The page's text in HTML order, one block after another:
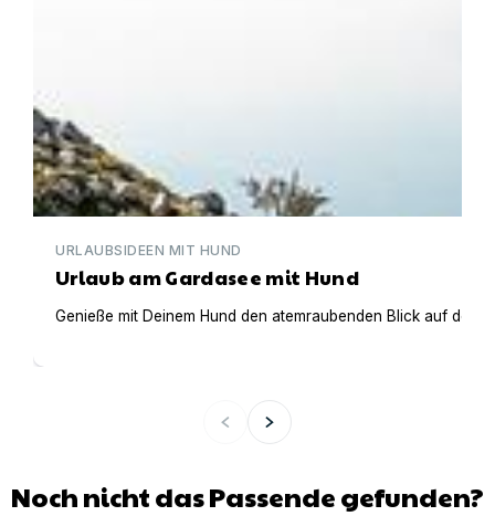
URLAUBSIDEEN MIT HUND
Urlaub am Gardasee mit Hund
Genieße mit Deinem Hund den atemraubenden Blick auf den
Noch nicht das Passende gefunden?